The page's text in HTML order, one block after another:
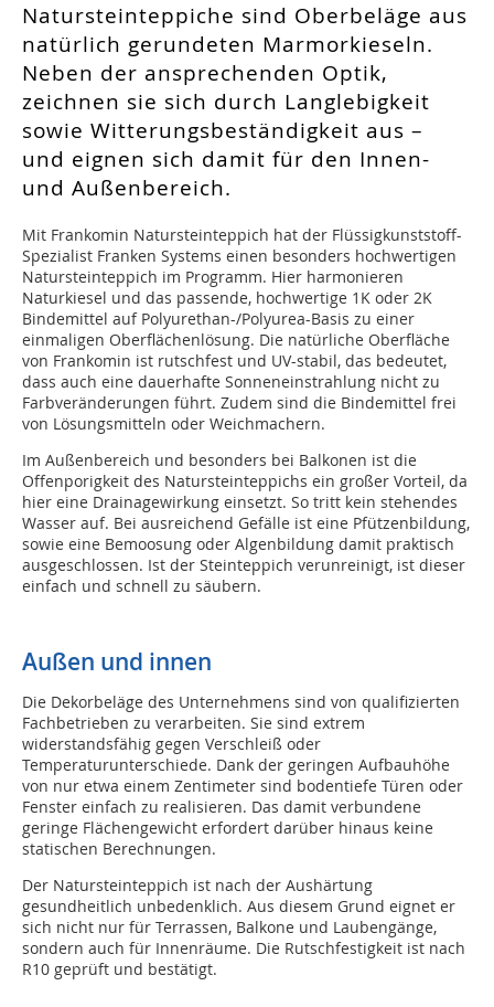
Natursteinteppiche sind Oberbeläge aus
natürlich gerundeten Marmorkieseln.
Neben der ansprechenden Optik,
zeichnen sie sich durch Langlebigkeit
sowie Witterungsbeständigkeit aus –
und eignen sich damit für den Innen-
und Außenbereich.
Mit Frankomin Natursteinteppich hat der Flüssigkunststoff-
Spezialist Franken Systems einen besonders hochwertigen
Natursteinteppich im Programm. Hier harmonieren
Naturkiesel und das passende, hochwertige 1K oder 2K
Bindemittel auf Polyurethan-/Polyurea-Basis zu einer
einmaligen Oberflächenlösung. Die natürliche Oberfläche
von Frankomin ist rutschfest und UV-stabil, das bedeutet,
dass auch eine dauerhafte Sonneneinstrahlung nicht zu
Farbveränderungen führt. Zudem sind die Bindemittel frei
von Lösungsmitteln oder Weichmachern.
Im Außenbereich und besonders bei Balkonen ist die
Offenporigkeit des Natursteinteppichs ein großer Vorteil, da
hier eine Drainagewirkung einsetzt. So tritt kein stehendes
Wasser auf. Bei ausreichend Gefälle ist eine Pfützenbildung,
sowie eine Bemoosung oder Algenbildung damit praktisch
ausgeschlossen. Ist der Steinteppich verunreinigt, ist dieser
einfach und schnell zu säubern.
Außen und innen
Die Dekorbeläge des Unternehmens sind von qualifizierten
Fachbetrieben zu verarbeiten. Sie sind extrem
widerstandsfähig gegen Verschleiß oder
Temperaturunterschiede. Dank der geringen Aufbauhöhe
von nur etwa einem Zentimeter sind bodentiefe Türen oder
Fenster einfach zu realisieren. Das damit verbundene
geringe Flächengewicht erfordert darüber hinaus keine
statischen Berechnungen.
Der Natursteinteppich ist nach der Aushärtung
gesundheitlich unbedenklich. Aus diesem Grund eignet er
sich nicht nur für Terrassen, Balkone und Laubengänge,
sondern auch für Innenräume. Die Rutschfestigkeit ist nach
R10 geprüft und bestätigt.